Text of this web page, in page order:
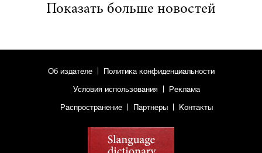
Показать больше новостей
Об издателе Политика конфиденциальности
Условия использования Реклама
Распространение Партнеры Контакты